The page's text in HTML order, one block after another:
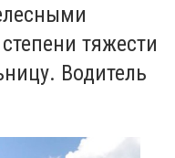
тяжести
Водитель